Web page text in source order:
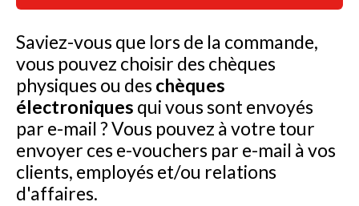
Saviez-vous que lors de la commande,
vous pouvez choisir des chèques
physiques ou des chèques
électroniques qui vous sont envoyés
par e-mail ? Vous pouvez à votre tour
envoyer ces e-vouchers par e-mail à vos
clients, employés et/ou relations
d'affaires.